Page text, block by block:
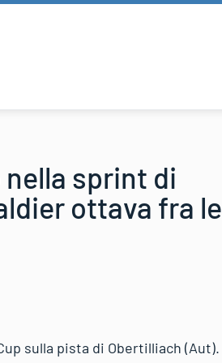
sprint di
ottava fra le
sulla pista di Obertilliach (Aut).